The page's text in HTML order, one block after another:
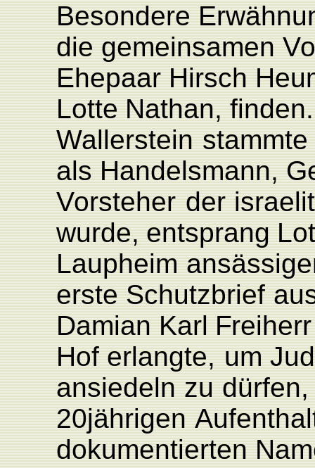
Besondere
die gemeinsamen V
Ehepaar Hirsch
Lotte Nathan, finden.
Wallerstein stammte
als Handelsmann,
Vorsteher der
wurde, entsprang L
Laupheim
erste Schutzbrief
Damian Karl Freiherr
Hof erlangte, um
ansiedeln zu dürfen,
20jährigen
dokumentierten